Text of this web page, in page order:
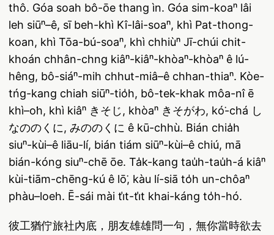
thô. Góa soah bô-ōe thang ìn. Góa sim-koaⁿ lâi
leh siūⁿ–ê, sī beh-khì Kî-lâi-soaⁿ, khì Pat-thong-
koan, khì Tōa-bú-soaⁿ, khì chhiùⁿ Jī-chúi chit-
khoán chhân-chng kiâⁿ-kiâⁿ-khòaⁿ-khòaⁿ ê lú-
hêng, bô-siáⁿ-mih chhut-miâ–ê chhan-thiaⁿ. Kòe-
tńg-kang chiah siūⁿ-tio̍h, bô-tek-khak môa-nî ē
khì–o͘h, khì kiâⁿ きそじ, khòaⁿ きそがわ, kó͘-chá し
なののくに, みののくに ê kū-chhù. Bián chia̍h
siuⁿ-kùi–ê liāu-lí, bián tiám siūⁿ-kùi–ê chiú, mā
bián-kóng siuⁿ-chē ōe. Ta̍k-kang tau̍h-tau̍h-á kiâⁿ
kùi-tiām-chēng-kú ê lō͘, kàu lí-siā to̍h un-chôaⁿ
phàu–loeh. Ē-sái mài ti̍t-ti̍t khai-káng to̍h-hó.
彼工猶佇旅社內底，朋友雄雄問一句，無你當時欲去